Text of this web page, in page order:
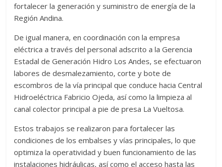
fortalecer la generación y suministro de energía de la
Región Andina.
De igual manera, en coordinación con la empresa
eléctrica a través del personal adscrito a la Gerencia
Estadal de Generación Hidro Los Andes, se efectuaron
labores de desmalezamiento, corte y bote de
escombros de la vía principal que conduce hacia Central
Hidroeléctrica Fabricio Ojeda, así como la limpieza al
canal colector principal a pie de presa La Vueltosa.
Estos trabajos se realizaron para fortalecer las
condiciones de los embalses y vías principales, lo que
optimiza la operatividad y buen funcionamiento de las
instalaciones hidráulicas, así como el acceso hasta las